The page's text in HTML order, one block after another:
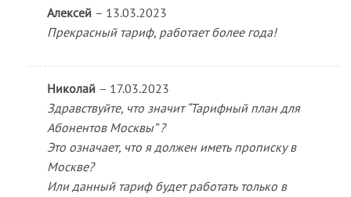
Алексей – 13.03.2023
Прекрасный тариф, работает более года!
Николай – 17.03.2023
Здравствуйте, что значит “Тарифный план для
Абонентов Москвы” ?
Это означает, что я должен иметь прописку в
Москве?
Или данный тариф будет работать только в